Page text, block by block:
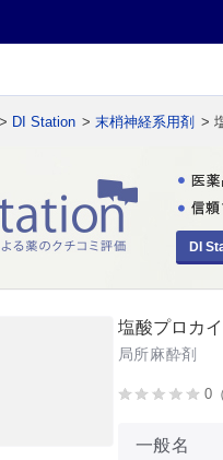
> DI Station > 末梢神経系用剤 >
DI
塩酸プロカ
局所麻酔剤
0
一般名